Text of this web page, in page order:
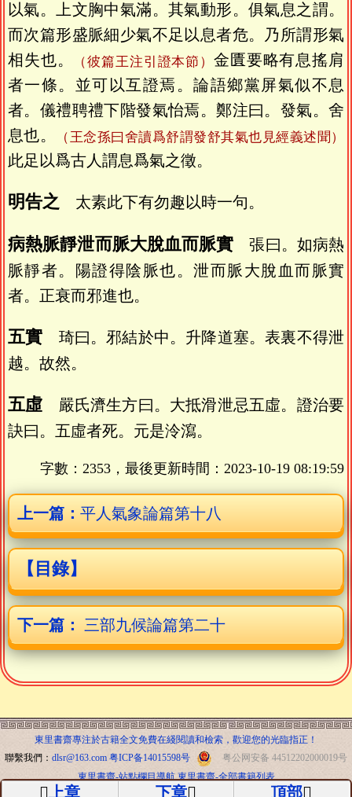
以氣。上文胸中氣滿。其氣動形。俱氣息之謂。
而次篇形盛脈細少氣不足以息者危。乃所謂形氣
相失也。
（彼篇王注引證本節）金匱要略有息搖肩
者一條。並可以互證焉。論語鄉黨屏氣似不息
者。儀禮聘禮下階發氣怡焉。鄭注曰。發氣。舍
息也。
（王念孫曰舍讀爲舒謂發舒其氣也見經義述聞）
此足以爲古人謂息爲氣之徵。
明告之 太素此下有勿趣以時一句。
病熱脈靜泄而脈大脫血而脈實 張曰。如病熱
脈靜者。陽證得陰脈也。泄而脈大脫血而脈實
者。正衰而邪進也。
五實 琦曰。邪結於中。升降道塞。表裏不得泄
越。故然。
五虛 嚴氏濟生方曰。大抵滑泄忌五虛。證治要
訣曰。五虛者死。元是泠瀉。
字數：2353，最後更新時間： 2023-10-19 08:19:59
上一篇： 平人氣象論篇第十八
【目錄】
下一篇： 三部九候論篇第二十
東里書齋專注於古籍全文免費在綫閱讀和檢索，歡迎您的光臨指正！
聯繫我們： dlsr@163.com 粤ICP备14015598号
粤公网安备 44512202000019号
東里書齋-站點欄目導航 東里書齋-全部書籍列表
上章 下章 頂部